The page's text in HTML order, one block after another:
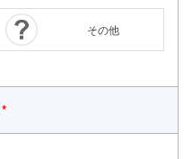
その他
*